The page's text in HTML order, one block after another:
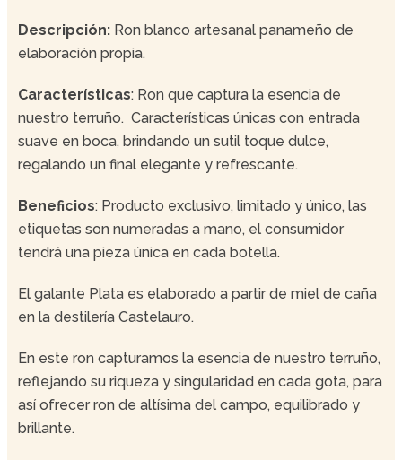
Descripción: Ron blanco artesanal panameño de
elaboración propia.
Características: Ron que captura la esencia de
nuestro terruño. Características únicas con entrada
suave en boca, brindando un sutil toque dulce,
regalando un final elegante y refrescante.
Beneficios: Producto exclusivo, limitado y único, las
etiquetas son numeradas a mano, el consumidor
tendrá una pieza única en cada botella.
El galante Plata es elaborado a partir de miel de caña
en la destilería Castelauro.
En este ron capturamos la esencia de nuestro terruño,
reflejando su riqueza y singularidad en cada gota, para
así ofrecer ron de altísima del campo, equilibrado y
brillante.